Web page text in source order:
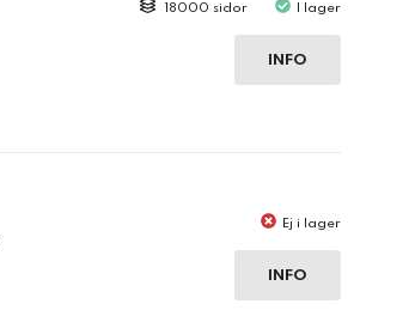
18000 sidor I lager
INFO
Ej i lager
INFO